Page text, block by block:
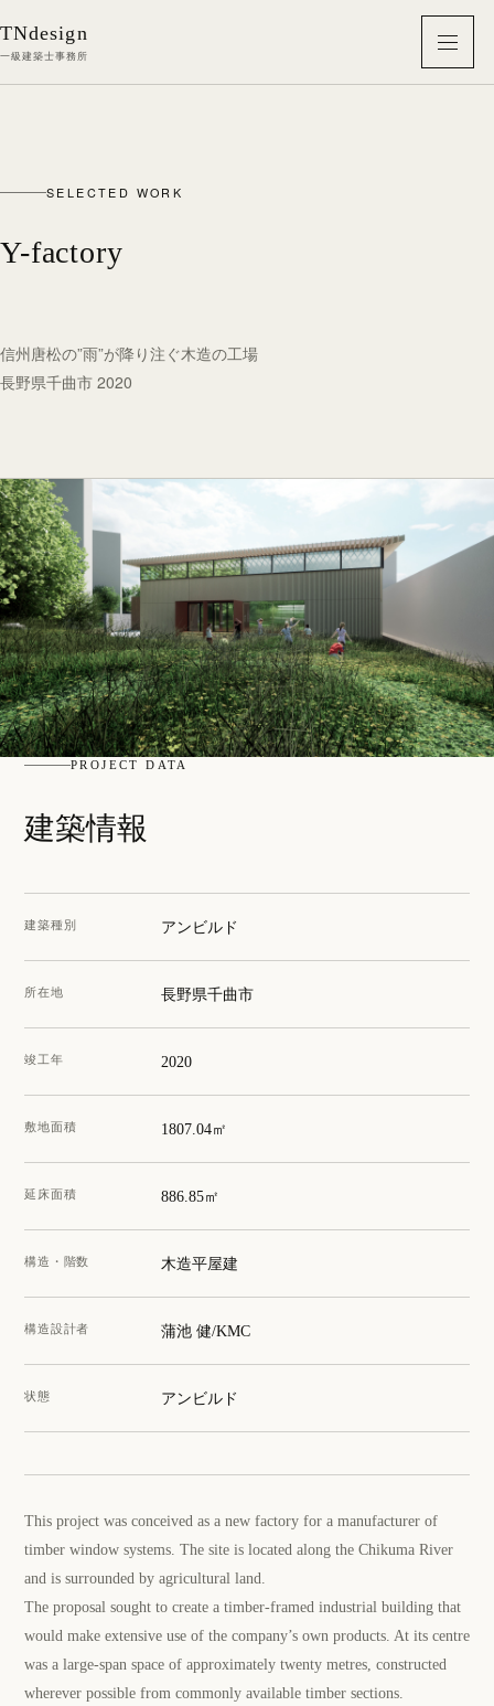
TNdesign
一級建築士事務所 メニ
SELECTED WORK
Y-factory
信州唐松の”雨”が降り注ぐ木造の工場
長野県千曲市 2020
PROJECT DATA
建築情報
建築種別 アンビルド
所在地 長野県千曲市
竣工年 2020
敷地面積 1807.04㎡
延床面積 886.85㎡
構造・階数 木造平屋建
構造設計者 蒲池 健/KMC
状態 アンビルド
This project was conceived as a new factory for a manufacturer of
timber window systems. The site is located along the Chikuma River
and is surrounded by agricultural land.
The proposal sought to create a timber-framed industrial building that
would make extensive use of the company’s own products. At its centre
was a large-span space of approximately twenty metres, constructed
wherever possible from commonly available timber sections.